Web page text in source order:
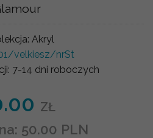
Akryl
velkiesz/nrSt
7-14 dni roboczych
ZŁ
50.00 PLN